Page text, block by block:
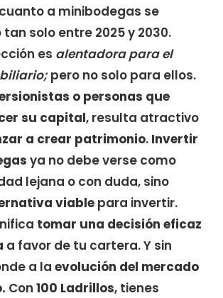
a minibodegas se
solo entre 2025 y 2030.
es alentadora para el
pero no solo para ellos.
o personas que
su capital, resulta atractivo
a crear patrimonio. Invertir
ya no debe verse como
lejana o con duda, sino
viable para invertir.
tomar una decisión eficaz
a favor de tu cartera. Y sin
a la evolución del mercado
Con 100 Ladrillos, tienes